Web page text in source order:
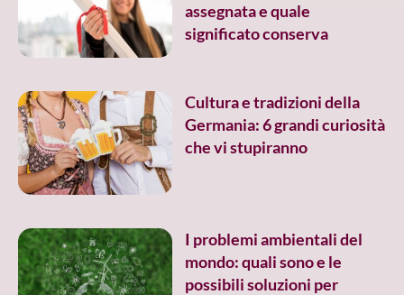
assegnata e quale
significato conserva
Cultura e tradizioni della
Germania: 6 grandi curiosità
che vi stupiranno
I problemi ambientali del
mondo: quali sono e le
possibili soluzioni per